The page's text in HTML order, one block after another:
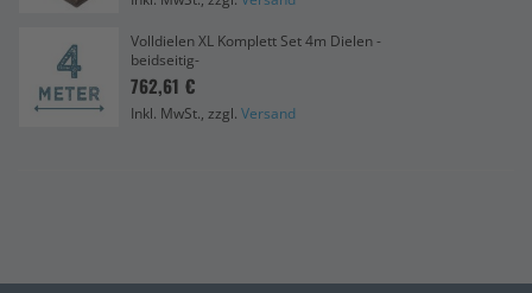
Volldielen XL Komplett Set 4m Dielen -
beidseitig-
762,61 €
Inkl. MwSt., zzgl. Versand